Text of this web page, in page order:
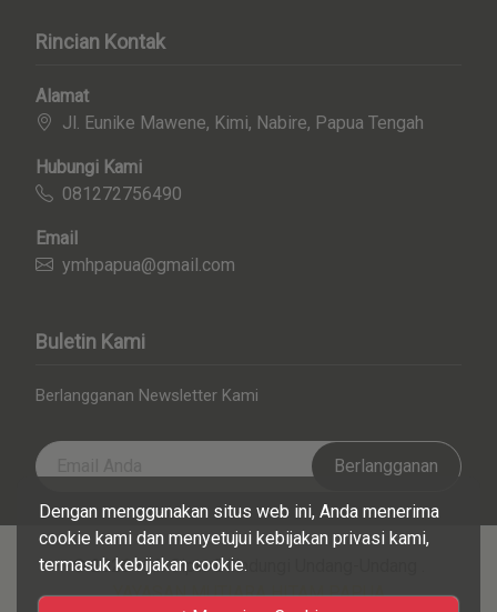
Rincian Kontak
Alamat
Jl. Eunike Mawene, Kimi, Nabire, Papua Tengah
Hubungi Kami
081272756490
Email
ymhpapua@gmail.com
Buletin Kami
Berlangganan Newsletter Kami
Berlangganan
© 2026 Hak Cipta Dilindungi Undang-Undang .
YAYASAN MUTIARA HITAM PAPUA
Dengan menggunakan situs web ini, Anda menerima
cookie kami dan menyetujui kebijakan privasi kami,
termasuk kebijakan cookie.